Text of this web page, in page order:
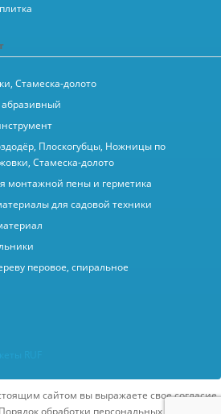
Стамеска-долото
Плоскогубцы, Ножницы по
Стамеска-долото
монтажной пены и герметика
для садовой техники
перовое, спиральное
сайтом вы выражаете свое согласие
обработки персональных данных и